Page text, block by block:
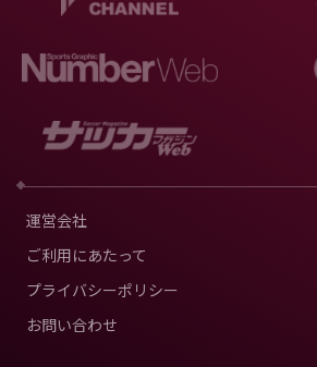
運営会社
ご利用にあたって
プライバシーポリシー
お問い合わせ